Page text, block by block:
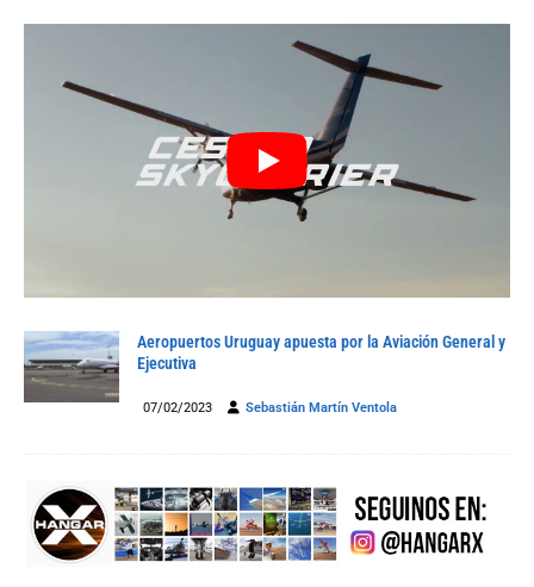
Aeropuertos Uruguay apuesta por la Aviación General y
Ejecutiva
07/02/2023 Sebastián Martín Ventola